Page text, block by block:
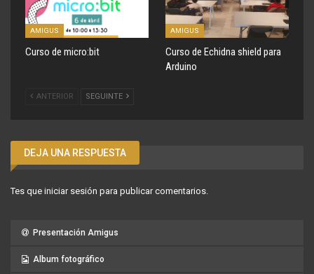
AMIGUS
Curso de micro:bit
AMIGUS
Curso de Echidna shield para
Arduino
ANTERIOR SEGUINTE
DEJA UNA RESPUESTA
Tes que iniciar sesión para publicar comentarios.
Presentación Amigus
Album fotográfico